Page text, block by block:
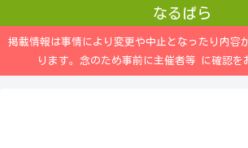
なるぱら
掲載情報は事情により変更や中止となったり内容
ります。念のため事前に主催者等 に確認を